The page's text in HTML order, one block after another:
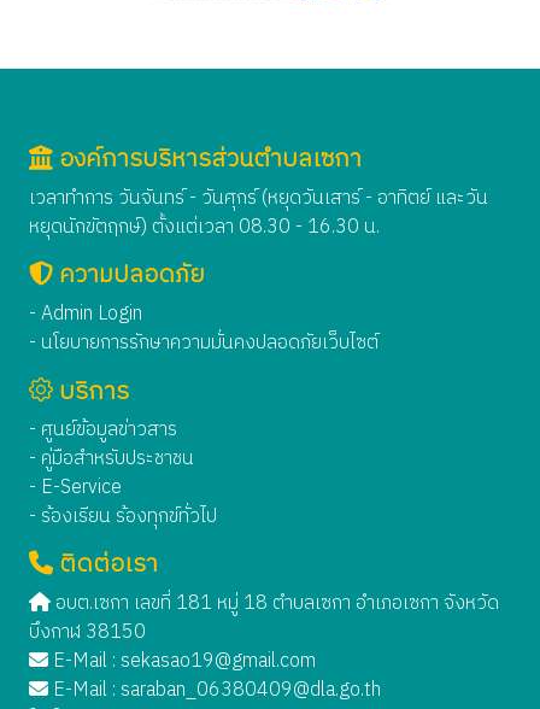
องค์การบริหารส่วนตำบลเซกา
เวลาทำการ วันจันทร์ - วันศุกร์ (หยุดวันเสาร์ - อาทิตย์ และวัน
หยุดนักขัตฤกษ์) ตั้งแต่เวลา 08.30 - 16.30 น.
ความปลอดภัย
- Admin Login
- นโยบายการรักษาความมั่นคงปลอดภัยเว็บไซต์
บริการ
- ศูนย์ข้อมูลข่าวสาร
- คู่มือสำหรับประชาชน
- E-Service
- ร้องเรียน ร้องทุกข์ทั่วไป
ติดต่อเรา
อบต.เซกา เลขที่ 181 หมู่ 18 ตำบลเซกา อำเภอเซกา จังหวัด
บึงกาฬ 38150
E-Mail : sekasao19@gmail.com
E-Mail : saraban_06380409@dla.go.th